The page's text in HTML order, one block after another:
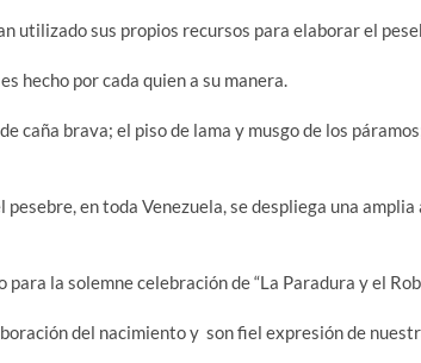
utilizado sus propios recursos para elaborar el
hecho por cada quien a su manera.
caña brava; el piso de lama y musgo de los
en toda Venezuela, se despliega una
la solemne celebración de “La Paradura y el
del nacimiento y son fiel expresión de